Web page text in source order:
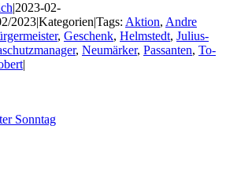
|2023-02-
2023|Kategorien|Tags: Aktion, Andre
, Geschenk, Helmstedt, Julius-
, Neumärker, Passanten, To-
|
Sonntag